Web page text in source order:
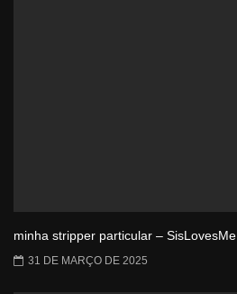
minha stripper particular – SisLovesMe
31 DE MARÇO DE 2025